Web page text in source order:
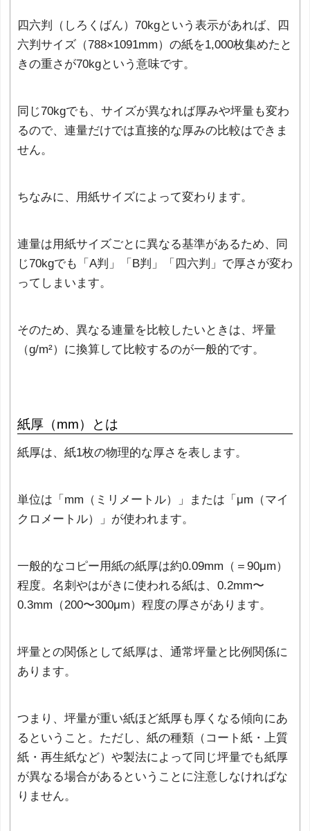
四六判（しろくばん）70kgという表示があれば、四
六判サイズ（788×1091mm）の紙を1,000枚集めたと
きの重さが70kgという意味です。
同じ70kgでも、サイズが異なれば厚みや坪量も変わ
るので、連量だけでは直接的な厚みの比較はできま
せん。
ちなみに、用紙サイズによって変わります。
連量は用紙サイズごとに異なる基準があるため、同
じ70kgでも「A判」「B判」「四六判」で厚さが変わ
ってしまいます。
そのため、異なる連量を比較したいときは、坪量
（g/m²）に換算して比較するのが一般的です。
紙厚（mm）とは
紙厚は、紙1枚の物理的な厚さを表します。
単位は「mm（ミリメートル）」または「μm（マイ
クロメートル）」が使われます。
一般的なコピー用紙の紙厚は約0.09mm（＝90μm）
程度。名刺やはがきに使われる紙は、0.2mm〜
0.3mm（200〜300μm）程度の厚さがあります。
坪量との関係として紙厚は、通常坪量と比例関係に
あります。
つまり、坪量が重い紙ほど紙厚も厚くなる傾向にあ
るということ。ただし、紙の種類（コート紙・上質
紙・再生紙など）や製法によって同じ坪量でも紙厚
が異なる場合があるということに注意しなければな
りません。